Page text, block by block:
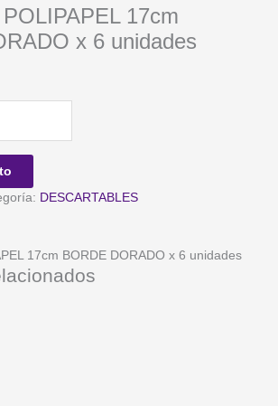
17cm
x 6 unidades
DESCARTABLES
17cm BORDE DORADO x 6 unidades